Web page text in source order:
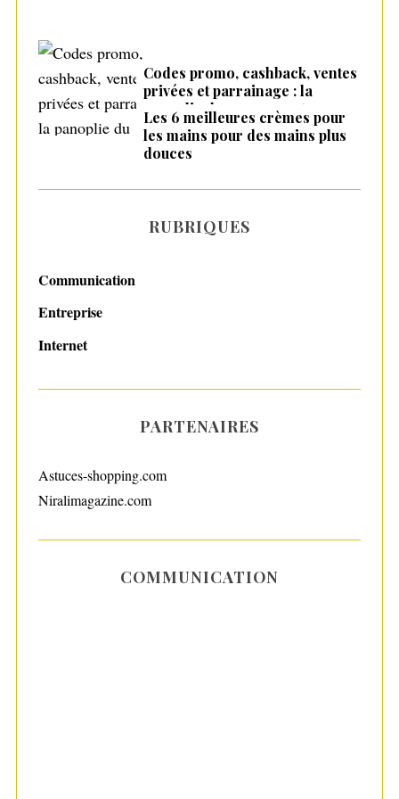
Codes promo, cashback, ventes
privées et parrainage : la
panoplie du consommateur
malin en 2026
Les 6 meilleures crèmes pour
les mains pour des mains plus
douces
RUBRIQUES
Communication
Entreprise
Internet
PARTENAIRES
Astuces-shopping.com
Niralimagazine.com
COMMUNICATION